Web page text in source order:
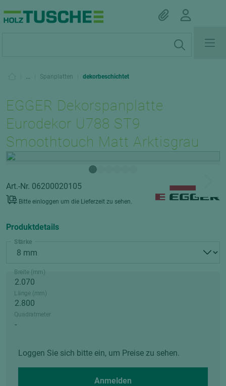
... Spanplatten dekorbeschichtet
EGGER Dekorspanplatte
Eurodekor U788 ST9
Smoothtouch Matt Arktisgrau
Art.-Nr. 06200020105
Bitte einloggen um die Lieferzeit zu sehen.
Produktdetails
Stärke
Breite (mm)
Länge (mm)
Quadratmeter
Loggen Sie sich bitte ein, um Preise zu sehen.
Anmelden